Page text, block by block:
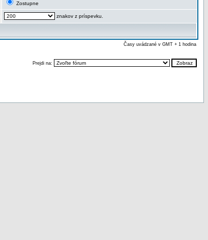
Zostupne
znakov z príspevku.
Časy uvádzané v GMT + 1 hodina
Prejdi na: